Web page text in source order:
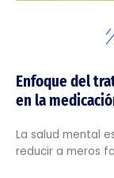
Enfoque del
en la
La salud mental
reducir a meros